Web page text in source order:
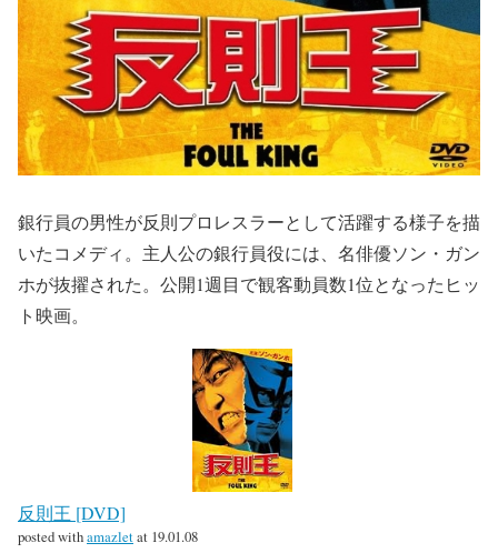
銀行員の男性が反則プロレスラーとして活躍する様子を描
いたコメディ。主人公の銀行員役には、名俳優ソン・ガン
ホが抜擢された。公開1週目で観客動員数1位となったヒッ
ト映画。
反則王 [DVD]
posted withamazletat 19.01.08